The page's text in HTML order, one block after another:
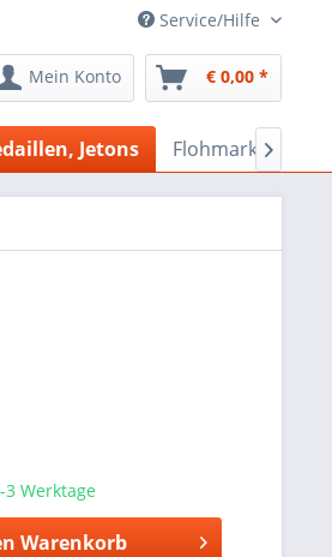
Service/Hilfe
Mein Konto € 0,00 *
Jetons Flohmarkt Bazar

Werktage
Warenkorb